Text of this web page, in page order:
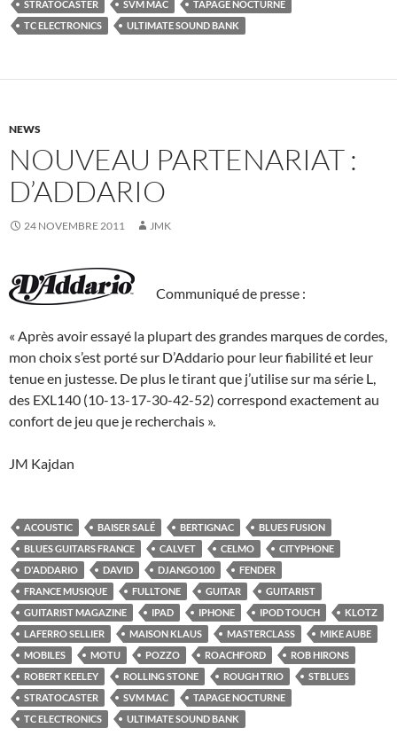
STRATOCASTER SVM MAC
TAPAGE NOCTURNE
TC ELECTRONICS
ULTIMATE SOUND BANK
NEWS
NOUVEAU PARTENARIAT :
D’ADDARIO
24 NOVEMBRE 2011 JMK
Communiqué de presse :
« Après avoir essayé la plupart des grandes marques de cordes,
mon choix s’est porté sur D’Addario pour leur fiabilité et leur
tenue en justesse. De plus le tirant que j’utilise sur ma série L,
des EXL140 (10-13-17-30-42-52) correspond exactement au
confort de jeu que je recherchais ».
JM Kajdan
ACOUSTIC BAISER SALÉ BERTIGNAC
BLUES FUSION
BLUES GUITARS FRANCE
CALVET CELMO
CITYPHONE
D'ADDARIO
DAVID DJANGO100
FENDER
FRANCE MUSIQUE
FULLTONE GUITAR
GUITARIST
GUITARIST MAGAZINE
IPAD IPHONE IPOD TOUCH
KLOTZ
LAFERRO SELLIER
MAISON KLAUS MASTERCLASS
MIKE AUBE
MOBILES
MOTU POZZO ROACHFORD
ROB HIRONS
ROBERT KEELEY
ROLLING STONE ROUGH TRIO
STBLUES
STRATOCASTER
SVM MAC
TAPAGE NOCTURNE
TC ELECTRONICS
ULTIMATE SOUND BANK